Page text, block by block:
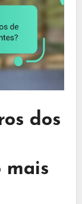
dos
mais